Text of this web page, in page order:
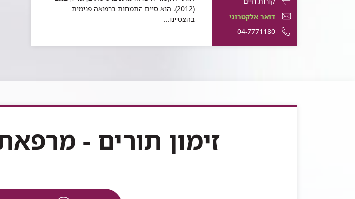
התקשרות
עבור
ד"ר
חגי
ד"ר
חגי
בר
דואר
אלקטרוני
ד"ר
דואר אלקטרוני
מספר
טלפון
בר
04-7771180
(2012). הוא סיים התמחות ברפואה פנימית
בהצטיינו...
זימון תורים -